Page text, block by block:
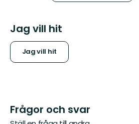
Jag vill hit
Jag vill hit
Frågor och svar